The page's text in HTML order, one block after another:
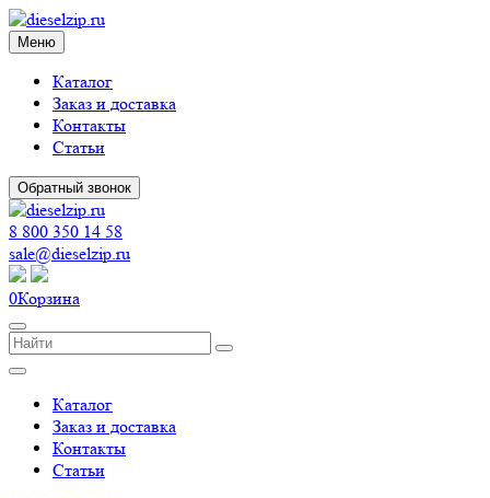
Меню
Каталог
Заказ и доставка
Контакты
Статьи
Обратный звонок
8 800 350 14 58
sale@dieselzip.ru
0Корзина
Каталог
Заказ и доставка
Контакты
Статьи